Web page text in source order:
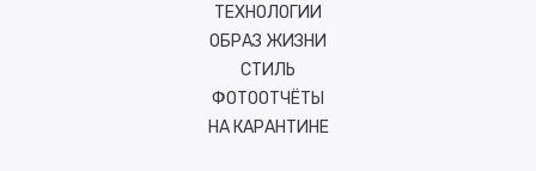
ТЕХНОЛОГИИ
ОБРАЗ ЖИЗНИ
СТИЛЬ
ФОТООТЧЁТЫ
НА КАРАНТИНЕ